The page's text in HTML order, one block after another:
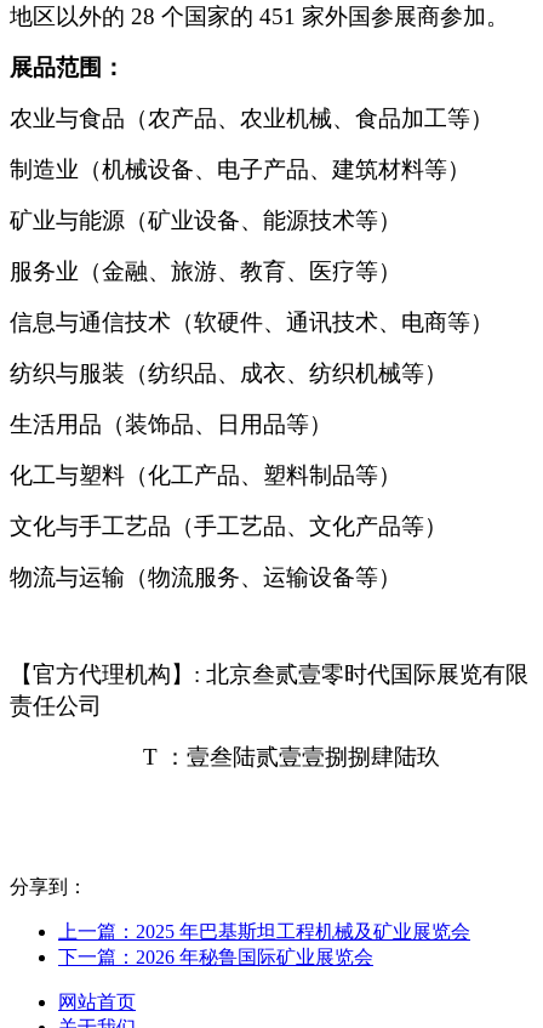
地区以外的 28 个国家的 451 家外国参展商参加。
展品范围：
农业与食品（农产品、农业机械、食品加工等）
制造业（机械设备、电子产品、建筑材料等）
矿业与能源（矿业设备、能源技术等）
服务业（金融、旅游、教育、医疗等）
信息与通信技术（软硬件、通讯技术、电商等）
纺织与服装（纺织品、成衣、纺织机械等）
生活用品（装饰品、日用品等）
化工与塑料（化工产品、塑料制品等）
文化与手工艺品（手工艺品、文化产品等）
物流与运输（物流服务、运输设备等）
【官方代理机构】: 北京叁贰壹零时代国际展览有限
责任公司
T
：壹叁陆贰壹壹捌捌肆陆玖
分享到：
上一篇：2025 年巴基斯坦工程机械及矿业展览会
下一篇：2026 年秘鲁国际矿业展览会
网站首页